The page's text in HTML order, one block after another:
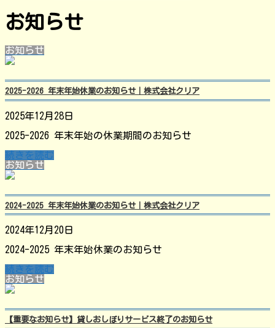
お知らせ
お知らせ
2025-2026 年末年始休業のお知らせ｜株式会社クリア
2025年12月28日
2025-2026 年末年始の休業期間のお知らせ
続きを読む
お知らせ
2024-2025 年末年始休業のお知らせ｜株式会社クリア
2024年12月20日
2024-2025 年末年始休業のお知らせ
続きを読む
お知らせ
【重要なお知らせ】貸しおしぼりサービス終了のお知らせ